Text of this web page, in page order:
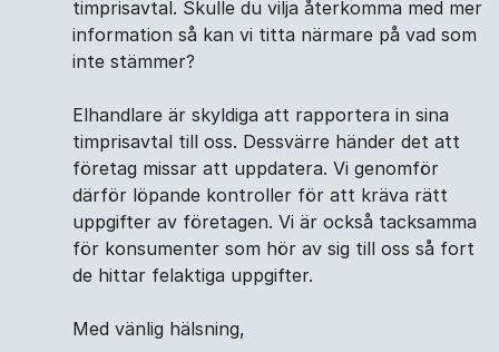
timprisavtal. Skulle du vilja återkomma med mer
information så kan vi titta närmare på vad som
inte stämmer?
Elhandlare är skyldiga att rapportera in sina
timprisavtal till oss. Dessvärre händer det att
företag missar att uppdatera. Vi genomför
därför löpande kontroller för att kräva rätt
uppgifter av företagen. Vi är också tacksamma
för konsumenter som hör av sig till oss så fort
de hittar felaktiga uppgifter.
Med vänlig hälsning,